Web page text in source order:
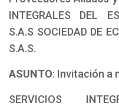
INTEGRALES DEL
S.A.S SOCIEDAD DE
S.A.S.
ASUNTO: Invitación a
SERVICIOS